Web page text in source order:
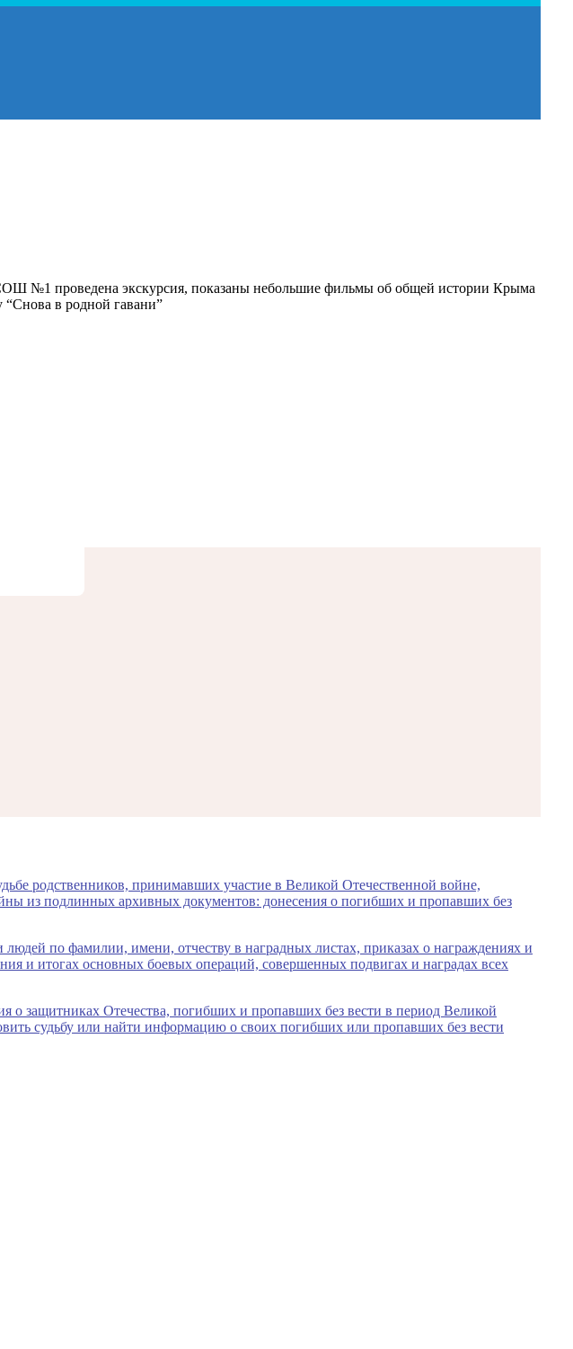
№1 проведена экскурсия, показаны небольшие фильмы об общей истории Крыма
“Снова в родной гавани”